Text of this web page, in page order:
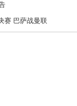
赛 巴萨战曼联